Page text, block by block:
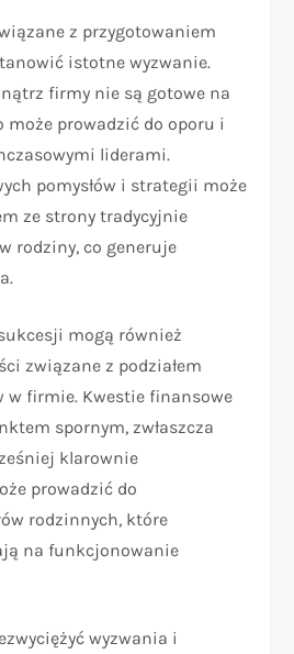
z przygotowaniem
istotne wyzwanie.
firmy nie są gotowe na
może prowadzić do oporu i
liderami.
pomysłów i strategii może
ze strony tradycyjnie
rodziny, co generuje
mogą również
związane z podziałem
w firmie. Kwestie finansowe
spornym, zwłaszcza
klarownie
prowadzić do
rodzinnych, które
na funkcjonowanie
wyzwania i